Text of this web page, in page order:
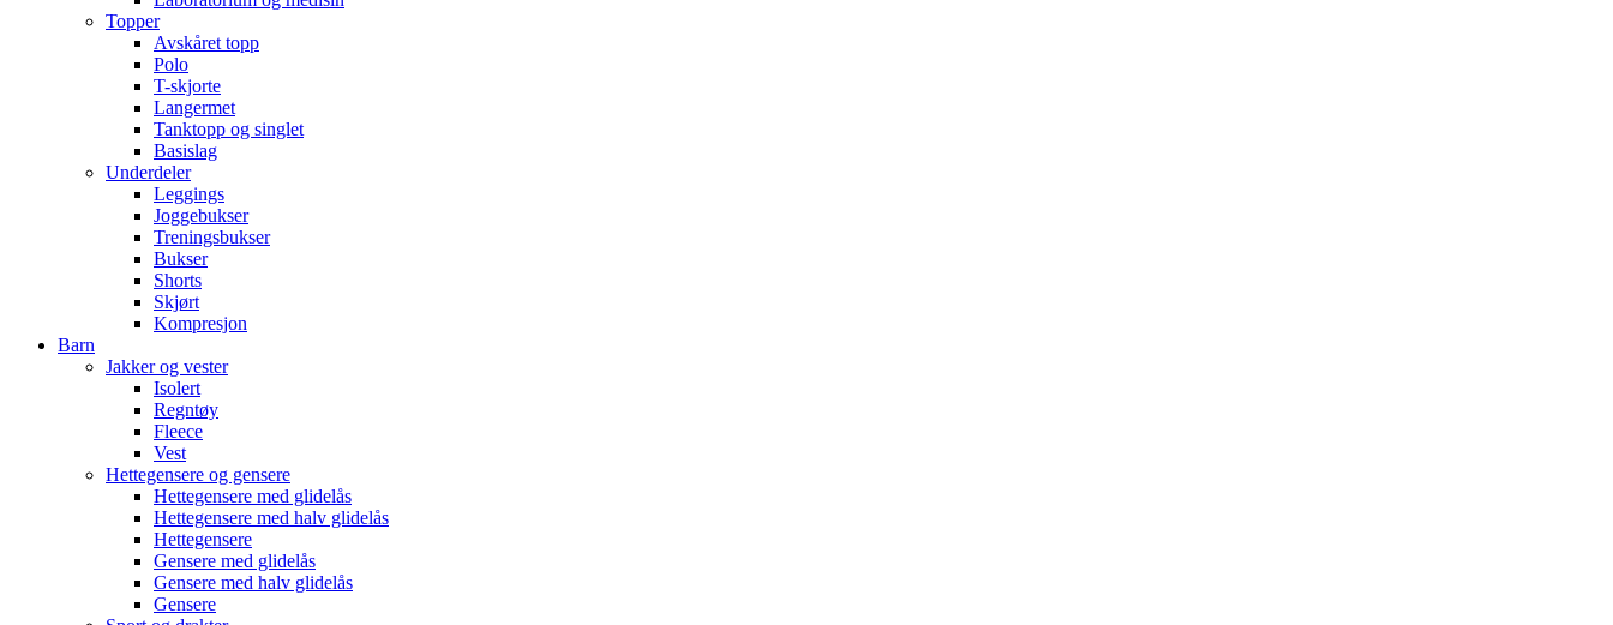
Topper
Avskåret topp
Polo
T-skjorte
Langermet
Tanktopp og singlet
Basislag
Underdeler
Leggings
Joggebukser
Treningsbukser
Bukser
Shorts
Skjørt
Kompresjon
Barn
Jakker og vester
Isolert
Regntøy
Fleece
Vest
Hettegensere og gensere
Hettegensere med glidelås
Hettegensere med halv glidelås
Hettegensere
Gensere med glidelås
Gensere med halv glidelås
Gensere